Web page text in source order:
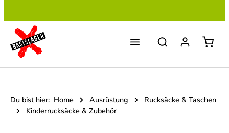
Du bist hier: Home Ausrüstung
Rucksäcke & Taschen
Kinderrucksäcke & Zubehör